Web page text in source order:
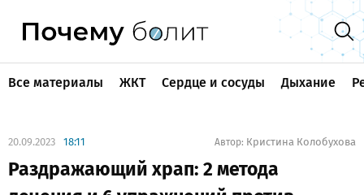
Все материалы ЖКТ Сердце и сосуды Дыхание
20.09.2023 18:11 Автор: Кристина Колобухова
Раздражающий храп: 2 метода